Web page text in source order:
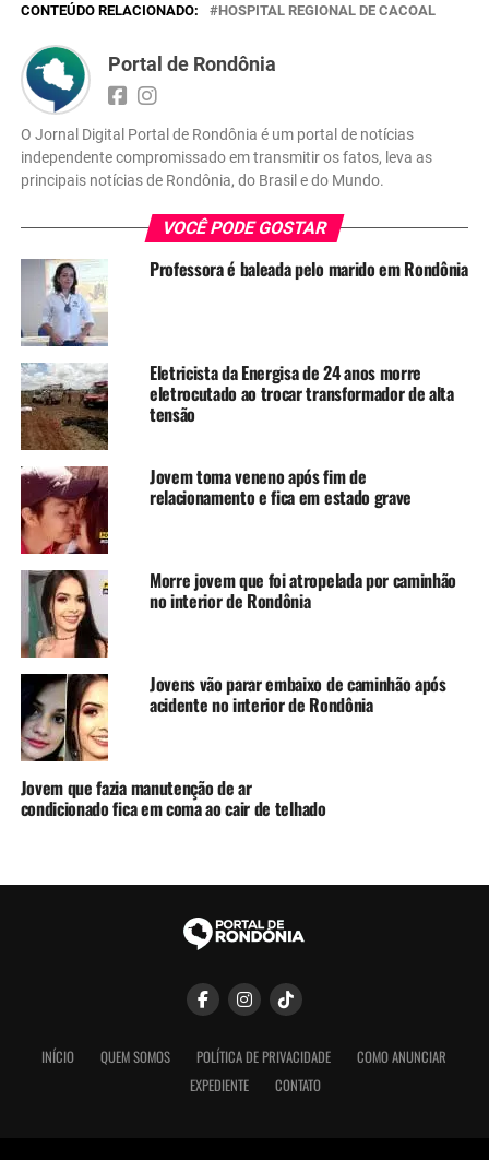
CONTEÚDO RELACIONADO: HOSPITAL REGIONAL DE CACOAL
Portal de Rondônia
O Jornal Digital Portal de Rondônia é um portal de notícias
independente compromissado em transmitir os fatos, leva as
principais notícias de Rondônia, do Brasil e do Mundo.
VOCÊ PODE GOSTAR
Professora é baleada pelo marido em Rondônia
Eletricista da Energisa de 24 anos morre
eletrocutado ao trocar transformador de alta
tensão
Jovem toma veneno após fim de
relacionamento e fica em estado grave
Morre jovem que foi atropelada por caminhão
no interior de Rondônia
Jovens vão parar embaixo de caminhão após
acidente no interior de Rondônia
Jovem que fazia manutenção de ar
condicionado fica em coma ao cair de telhado
INÍCIO QUEM SOMOS POLÍTICA DE PRIVACIDADE
COMO ANUNCIAR
EXPEDIENTE
CONTATO